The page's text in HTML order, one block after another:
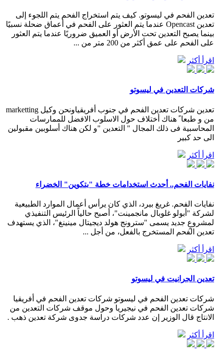
تعدين الفحم في ليسوتو. كيف يتم استخراج الفحم يتم اللجوء إلى
تعدين Opencast عندما يتم العثور على الفحم في أعماق ضحلة نسبيًا
بينما يصبح التعدين تحت الأرض أو العميق ضروريًا عندما يتم العثور
على الفحم على عمق أكثر من 200 متر من ...
اقرأ أكثر
شركات التعدين في ليسوتو
تعدين شركات تعدين الفحم في جنوب أفريقياونحن وكيل marketting
من و طبعا ً هناك أختلاف حول الاسلوب الافضل للممارسات
المحاسبية فى ذلك المجال " التعدين "و لكن هناك أسلوبين مقبولين
الى حد كبير
اقرأ أكثر
نفايات الفحم.. أحدث استخدامات خطة "بتكوين" الخضراء
نفايات الفحم. غريغ بيرد، الذي كان يرأس أعمال الموارد الطبيعية
لشركة "أبولو غلوبال مانجمينت"، أصبح حالياً الرئيس التنفيذي
لمشروعٍ جديد يسمى "سترونج هولد ديجيتال مينينغ"، الذي يستهدف
تعدين الفحم المستخرج بالفعل، من أجل ...
اقرأ أكثر
تعدين الجرانيت في ليسوتو
شركات تعدين الفحم في ليسوتو شركات تعدين الفحم في أفريقيا
شركات تعدين الفحم في نيجيريا وحول موقف شركات التعدين من
الانتاج قال الوزير إن عدد شركات دراسة جدوى شركة تعدين ذهب .
اقرأ أكثر